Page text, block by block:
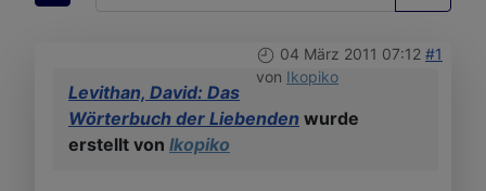
04 März 2011 07:12 #1
von Ikopiko
Levithan, David: Das
Wörterbuch der Liebenden wurde
erstellt von Ikopiko